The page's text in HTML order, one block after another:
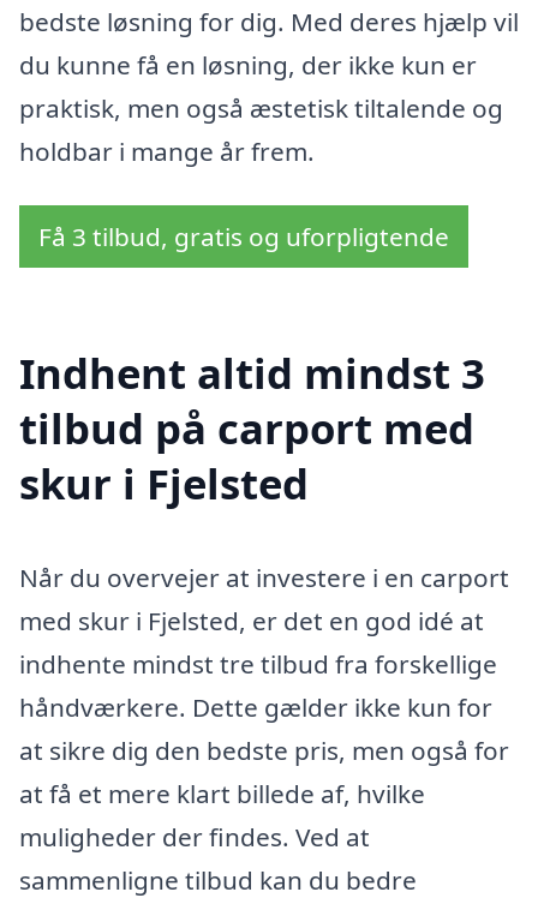
bedste løsning for dig. Med deres hjælp vil
du kunne få en løsning, der ikke kun er
praktisk, men også æstetisk tiltalende og
holdbar i mange år frem.
Få 3 tilbud, gratis og uforpligtende
Indhent altid mindst 3
tilbud på carport med
skur i Fjelsted
Når du overvejer at investere i en carport
med skur i Fjelsted, er det en god idé at
indhente mindst tre tilbud fra forskellige
håndværkere. Dette gælder ikke kun for
at sikre dig den bedste pris, men også for
at få et mere klart billede af, hvilke
muligheder der findes. Ved at
sammenligne tilbud kan du bedre